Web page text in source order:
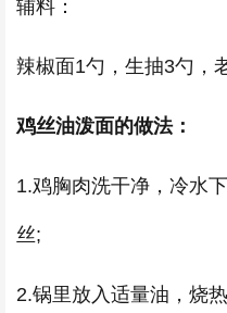
辅料：
辣椒面1勺，生抽3勺，
鸡丝油泼面的做法：
1.鸡胸肉洗干净，冷水
丝;
2.锅里放入适量油，烧